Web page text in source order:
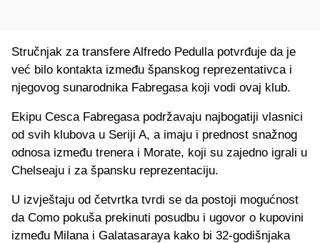
Stručnjak za transfere Alfredo Pedulla potvrđuje da je
već bilo kontakta između španskog reprezentativca i
njegovog sunarodnika Fabregasa koji vodi ovaj klub.
Ekipu Cesca Fabregasa podržavaju najbogatiji vlasnici
od svih klubova u Seriji A, a imaju i prednost snažnog
odnosa između trenera i Morate, koji su zajedno igrali u
Chelseaju i za špansku reprezentaciju.
U izvještaju od četvrtka tvrdi se da postoji mogućnost
da Como pokuša prekinuti posudbu i ugovor o kupovini
između Milana i Galatasaraya kako bi 32-godišnjaka